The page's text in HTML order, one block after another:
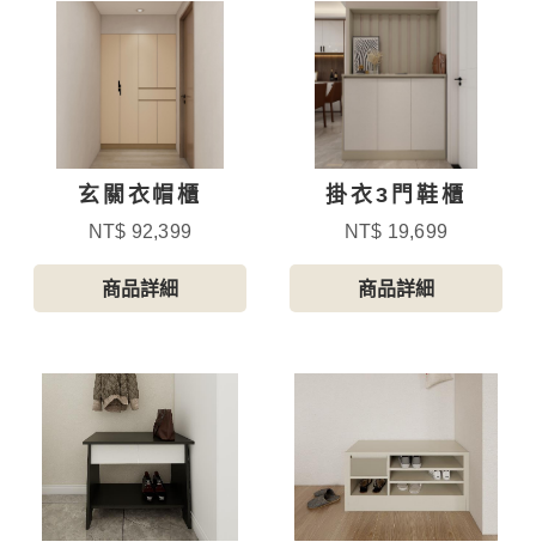
玄關衣帽櫃
NT$ 92,399
商品詳細
掛衣3門鞋櫃
NT$ 19,699
商品詳細